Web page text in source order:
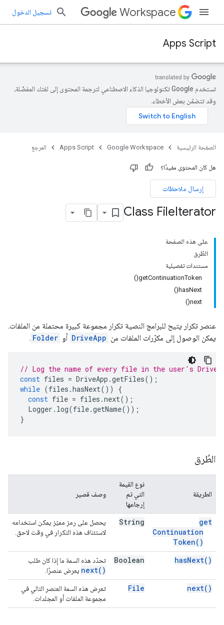
Workspace تسجيل الدخول
Apps Script
تستخدم Google تكنولوجيا الذكاء الاصطناعي لترجمة المحتوى إلى لغتك المفضّلة،
وقد تتضمّن بعض الأخطاء.
الصفحة الرئيسية Google Workspace
Apps Script المرجع
هل كان المحتوى مفيدًا؟
إرسال ملاحظات
Class FileIterator
على هذه الصفحة
الطُرق
مستندات تفصيلية
getContinuationToken()
hasNext()
next()
عنصر تكرار يتيح للبرامج النصية تكرار مجموعة كبيرة محتملة من الملفات.
يمكن الوصول إلى مكرّرات الملفات من DriveApp أو Folder
.
// Log the name of every file in the user's Drive.
const files = DriveApp .getFiles();
while (files .hasNext())
{
const file = files .next();
Logger . log(file.getName());
}
الطُرق
الطريقة
نوع القيمة
التي تم
إرجاعها
وصف قصير
get
Continuation
Token( )
String
يحصل على رمز مميّز يمكن استخدامه
لاستئناف هذه التكرار في وقت لاحق.
hasNext( )
Boolean تحدّد هذه السمة ما إذا كان طلب
next( ) يعرض عنصرًا.
next( )
File
تعرض هذه السمة العنصر التالي في
مجموعة الملفات أو المجلدات.